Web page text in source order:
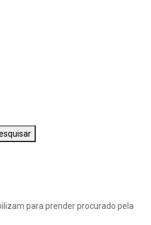
para prender procurado pela